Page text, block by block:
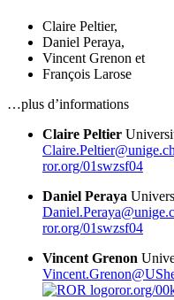
Claire Peltier,
Daniel Peraya,
Vincent Grenon et
François Larose
…plus d’informations
Claire Peltier
Claire.Peltier@unige.ch
ror.org/01swzsf04
Daniel Peraya
ror.org/01swzsf04
Vincent Grenon
ror.org/